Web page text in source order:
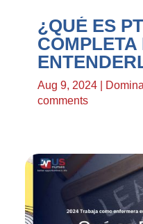
¿QUÉ ES
COMPLETA
Aug 9, 2024|
comments